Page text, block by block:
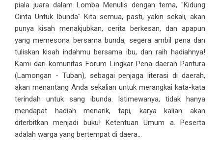
piala juara dalam Lomba Menulis dengan tema, "Kidung
Cinta Untuk Ibunda" Kita semua, pasti, yakin sekali, akan
punya kisah menakjubkan, cerita berkesan, dan apapun
yang memesona bersama bunda, segera ambil pena dan
tuliskan kisah indahmu bersama ibu, dan raih hadiahnya!
Kami dari komunitas Forum Lingkar Pena daerah Pantura
(Lamongan - Tuban), sebagai penjaga literasi di daerah,
akan menantang Anda sekalian untuk merangkai kata-kata
terindah untuk sang ibunda. Istimewanya, tidak hanya
mendapat hadiah menarik, tapi, karya kalian akan
diterbitkan menjadi buku! Ketentuan Umum a. Peserta
adalah warga yang bertempat di daera...